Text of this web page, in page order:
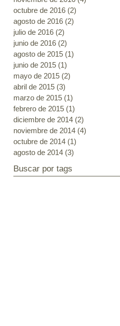
octubre de 2016 (2)
agosto de 2016 (2)
julio de 2016 (2)
junio de 2016 (2)
agosto de 2015 (1)
junio de 2015 (1)
mayo de 2015 (2)
abril de 2015 (3)
marzo de 2015 (1)
febrero de 2015 (1)
diciembre de 2014 (2)
noviembre de 2014 (4)
octubre de 2014 (1)
agosto de 2014 (3)
Buscar por tags